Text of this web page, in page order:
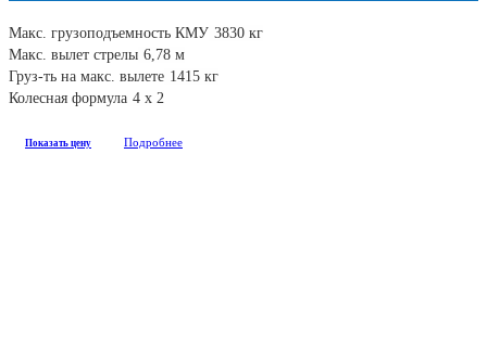
Макс. грузоподъемность КМУ 3830 кг
Макс. вылет стрелы 6,78 м
Груз-ть на макс. вылете 1415 кг
Колесная формула 4 х 2
Показать цену Подробнее